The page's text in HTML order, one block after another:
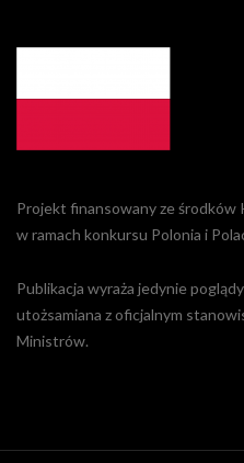
Projekt finansowany ze środków
w ramach konkursu Polonia i
Publikacja wyraża jedynie
utożsamiana z oficjalnym
Ministrów.